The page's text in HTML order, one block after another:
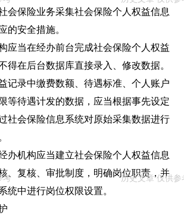
会保险业务采集社会保险个人权益信息
的安全措施。
应当在经办前台完成社会保险个人权益
得在后台数据库直接录入、修改数据。
记录中缴费数额、待遇标准、个人账户
等待遇计发的数据，应当根据事先设定
社会保险信息系统对原始采集数据进行
办机构应当建立社会保险个人权益信息
、复核、审批制度，明确岗位职责，并
统中进行岗位权限设置。